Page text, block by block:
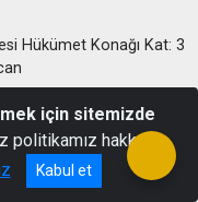
Hükümet Konağı Kat: 3
için sitemizde
politikamız hakkında
Kabul et